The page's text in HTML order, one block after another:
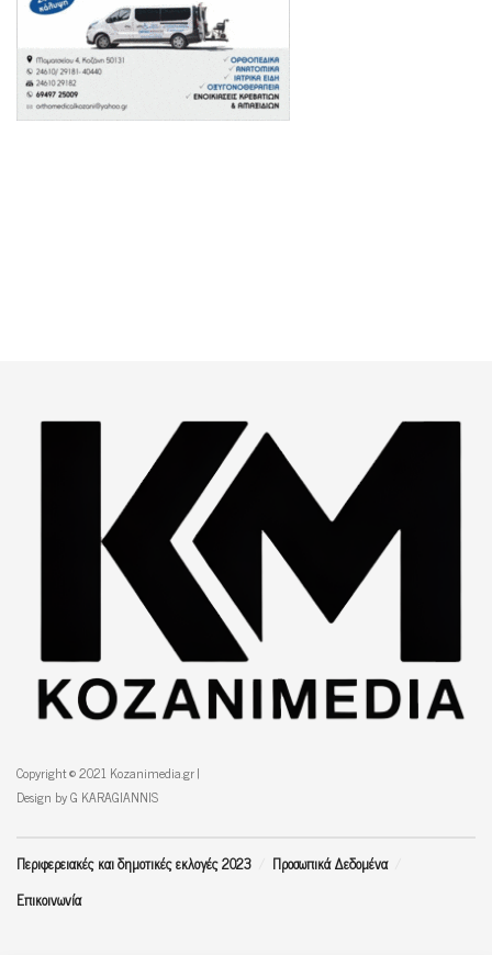
Copyright © 2021 Kozanimedia.gr |
Design by G KARAGIANNIS
Περιφερειακές και δημοτικές εκλογές 2023
Προσωπικά Δεδομένα
Επικοινωνία